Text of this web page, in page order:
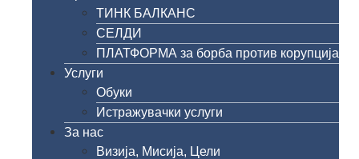
ТИНК БАЛКАНС
СЕЛДИ
ПЛАТФОРМА за борба против корупција
Услуги
Обуки
Истражувачки услуги
За нас
Визија, Мисија, Цели